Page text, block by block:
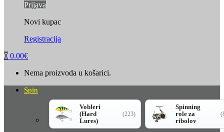
Prijava
Novi kupac
Registracija
0 0.00€
Nema proizvoda u košarici.
Spin
Vobleri
(Hard
Lures)
(223)
Spinning
role za
ribolov